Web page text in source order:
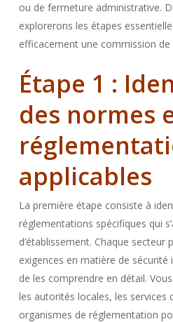
ou de fermeture administrative.
explorerons les étapes
efficacement une commission de
Étape 1 :
des normes
applicables
La première étape consiste à
réglementations spécifiques qui
d’établissement. Chaque secteur
exigences en matière de sécurité
de les comprendre en détail.
les autorités locales, les services
organismes de réglementation